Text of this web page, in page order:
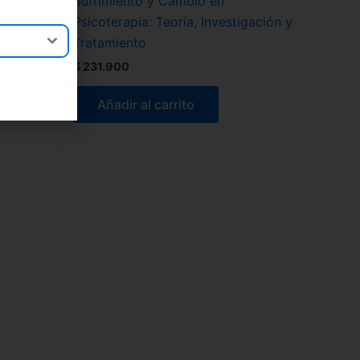
Psicoterapia: Teoría, Investigación y
Tratamiento
$ 231.900
Añadir al carrito